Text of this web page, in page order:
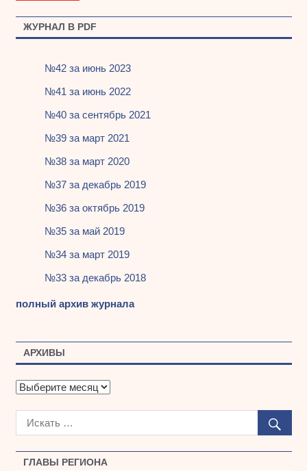
ГЛАВЫ РЕГИОНА
ЖУРНАЛ В PDF
№42 за июнь 2023
№41 за июнь 2022
№40 за сентябрь 2021
№39 за март 2021
№38 за март 2020
№37 за декабрь 2019
№36 за октябрь 2019
№35 за май 2019
№34 за март 2019
№33 за декабрь 2018
полный архив журнала
АРХИВЫ
А
х
ы